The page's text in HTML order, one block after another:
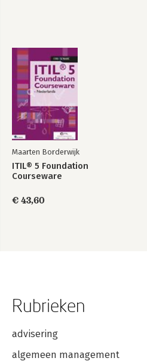
Maarten Borderwijk
ITIL® 5 Foundation
Courseware
€ 43,60
Rubrieken
advisering
algemeen management